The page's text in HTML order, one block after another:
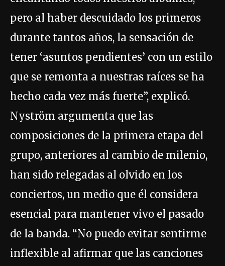
pero al haber descuidado los primeros
durante tantos años, la sensación de
tener ‘asuntos pendientes’ con un estilo
que se remonta a nuestras raíces se ha
hecho cada vez más fuerte”, explicó.
Nyström argumenta que las
composiciones de la primera etapa del
grupo, anteriores al cambio de milenio,
han sido relegadas al olvido en los
conciertos, un medio que él considera
esencial para mantener vivo el pasado
de la banda. “No puedo evitar sentirme
inflexible al afirmar que las canciones